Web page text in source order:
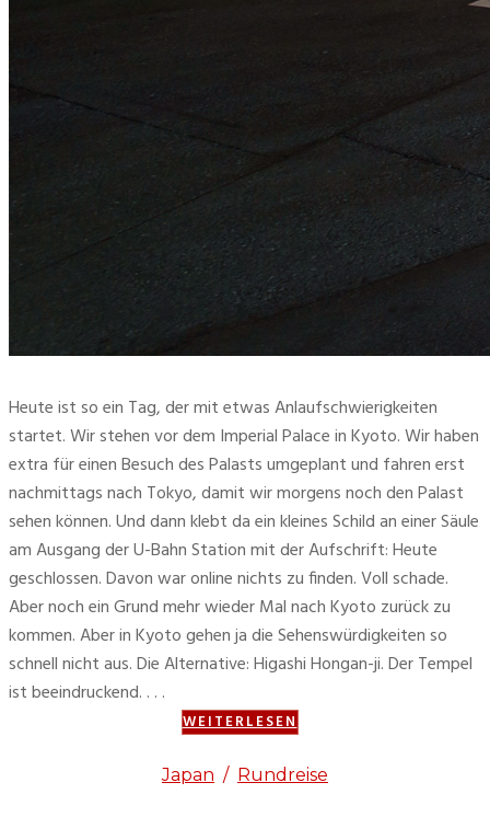
Heute ist so ein Tag, der mit etwas Anlaufschwierigkeiten
startet. Wir stehen vor dem Imperial Palace in Kyoto. Wir haben
extra für einen Besuch des Palasts umgeplant und fahren erst
nachmittags nach Tokyo, damit wir morgens noch den Palast
sehen können. Und dann klebt da ein kleines Schild an einer Säule
am Ausgang der U-Bahn Station mit der Aufschrift: Heute
geschlossen. Davon war online nichts zu finden. Voll schade.
Aber noch ein Grund mehr wieder Mal nach Kyoto zurück zu
kommen. Aber in Kyoto gehen ja die Sehenswürdigkeiten so
schnell nicht aus. Die Alternative: Higashi Hongan-ji. Der Tempel
ist beeindruckend. . . .
WEITERLESEN
Japan / Rundreise